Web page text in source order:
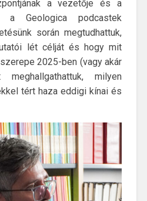
a vezetője és a
a Geologica podcastek
során megtudhattuk,
lét célját és hogy mit
2025-ben (vagy akár
milyen
tért haza eddigi kínai és